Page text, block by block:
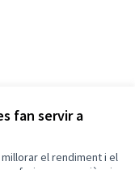
fan servir a
el rendiment i el